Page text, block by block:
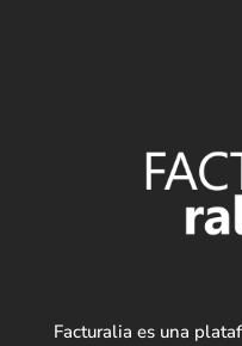
Facturalia es una